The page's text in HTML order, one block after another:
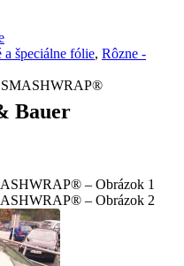
špeciálne fólie, Rôzne -
SMASHWRAP®